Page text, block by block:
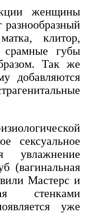
женщины
клитор,
срамные губы
Так же
добавляются
сексуальное
увлажнение
(вагинальная
Мастерс и
стенками
уже